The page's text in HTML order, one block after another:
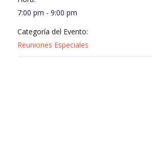
7:00 pm - 9:00 pm
Categoría del Evento:
Reuniones Especiales